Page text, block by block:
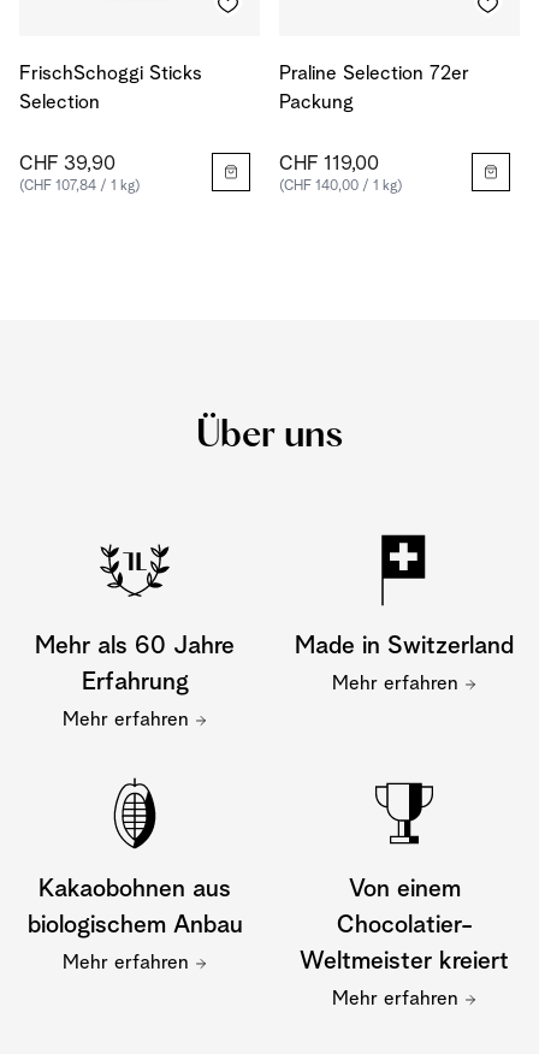
FrischSchoggi Sticks
Selection
CHF 39,90
(CHF 107,84 / 1 kg)
Praline Selection 72er
Packung
CHF 119,00
(CHF 140,00 / 1 kg)
Über uns
Mehr als 60 Jahre
Erfahrung
Mehr erfahren
Made in Switzerland
Mehr erfahren
Kakaobohnen aus
biologischem Anbau
Mehr erfahren
Von einem
Chocolatier-
Weltmeister kreiert
Mehr erfahren